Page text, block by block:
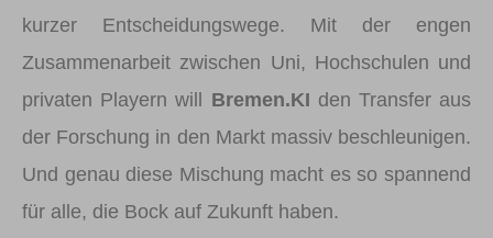
kurzer Entscheidungswege. Mit der engen
Zusammenarbeit zwischen Uni, Hochschulen und
privaten Playern will Bremen.KI den Transfer aus
der Forschung in den Markt massiv beschleunigen.
Und genau diese Mischung macht es so spannend
für alle, die Bock auf Zukunft haben.